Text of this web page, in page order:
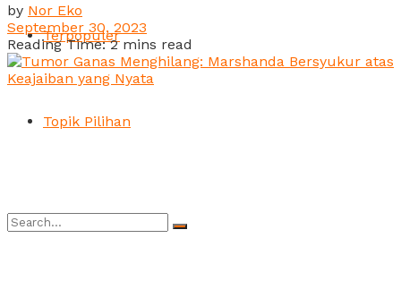
Terpopuler
Topik Pilihan
by Nor Eko
September 30, 2023
Reading Time: 2 mins read